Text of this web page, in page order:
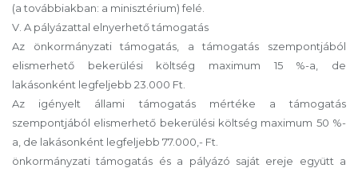
(a továbbiakban: a minisztérium) felé.
V. A pályázattal elnyerhető támogatás
Az önkormányzati támogatás, a támogatás szempontjából
elismerhető bekerülési költség maximum 15 %-a, de
lakásonként legfeljebb 23.000 Ft.
Az igényelt állami támogatás mértéke a támogatás
szempontjából elismerhető bekerülési költség maximum 50 %-
a, de lakásonként legfeljebb 77.000,- Ft.
önkormányzati támogatás és a pályázó saját ereje együtt a